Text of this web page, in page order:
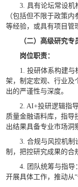
3. 具有论坛常设机
（包括但不限于政策
等经验，或具有项目管
（二）高级研究专
岗位职责：
1. 投研体系构建与
架，制定宏观、行业及
出的严谨性与深度。
2. AI+投研逻辑指
质量金融语料库，指导
出结果具备专业市场洞
3. 合规与风控机制
制，把控研究成果的合
4.
团队统筹与指导
开展具体工作，推动从